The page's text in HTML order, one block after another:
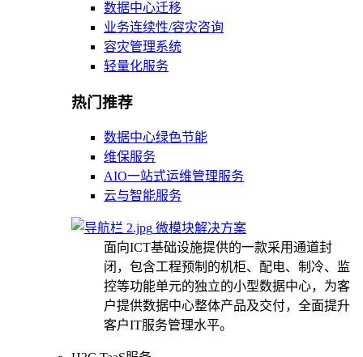
数据中心迁移
业务连续性/容灾咨询
容灾管理系统
轻量化服务
热门推荐
数据中心绿色节能
维保服务
AIO一站式运维管理服务
云与智能服务
微模块解决方案
面向ICT基础设施提供的一款采用通道封
闭，包含工程预制的机柜、配电、制冷、监
控等功能单元的独立的小型数据中心，为客
户提供数据中心整体产品及交付，全面提升
客户IT服务管理水平。